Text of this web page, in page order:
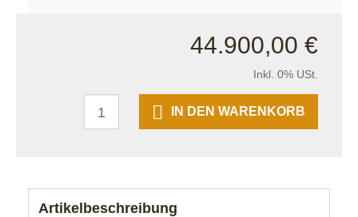
44.900,00 €
Inkl. 0% USt.
IN DEN WARENKORB
Artikelbeschreibung